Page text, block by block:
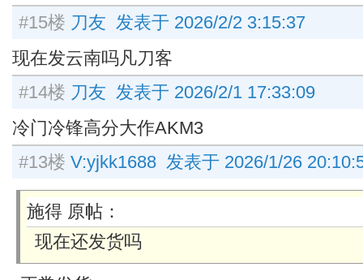
#15楼 刀友 发表于 2026/2/2 3:15:37
现在发云南吗凡刀客
#14楼 刀友 发表于 2026/2/1 17:33:09
冷门冷锋高分大作AKM3
#13楼 V:yjkk1688 发表于 2026/1/26
施得 原帖：
现在还发货吗